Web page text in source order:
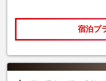
宿泊プ